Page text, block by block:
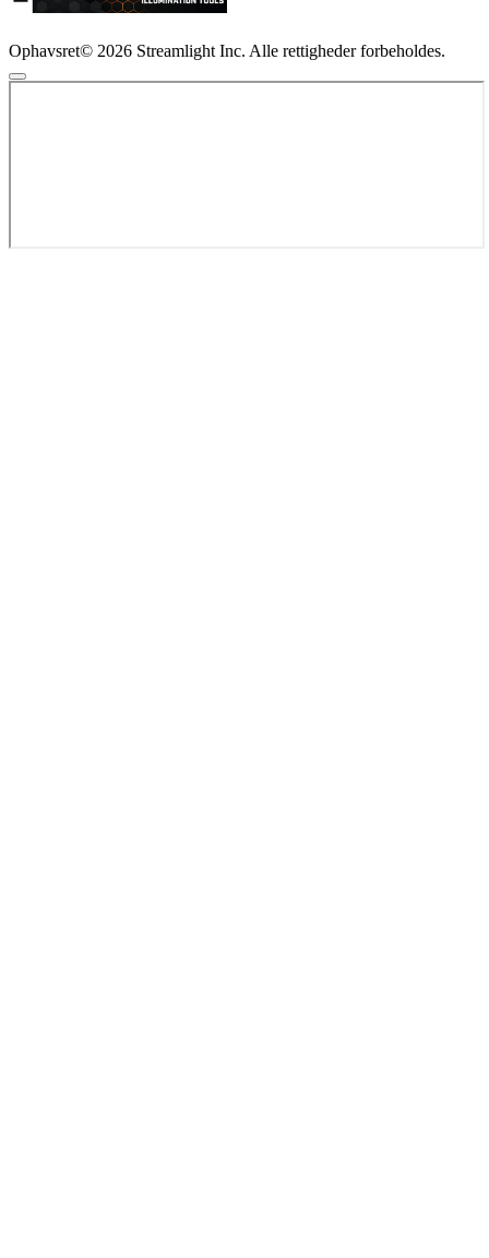
Ophavsret© 2026 Streamlight Inc. Alle rettigheder forbeholdes.